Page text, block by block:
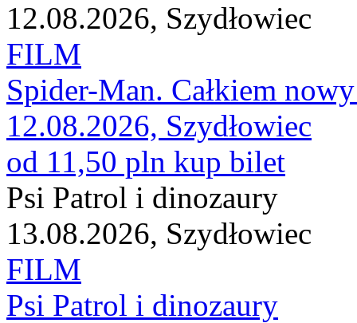
12.08.2026, Szydłowiec
FILM
Spider-Man. Całkiem
12.08.2026, Szydłowiec
od 11,50 pln kup bilet
Psi Patrol i dinozaury
13.08.2026, Szydłowiec
FILM
Psi Patrol i dinozaury